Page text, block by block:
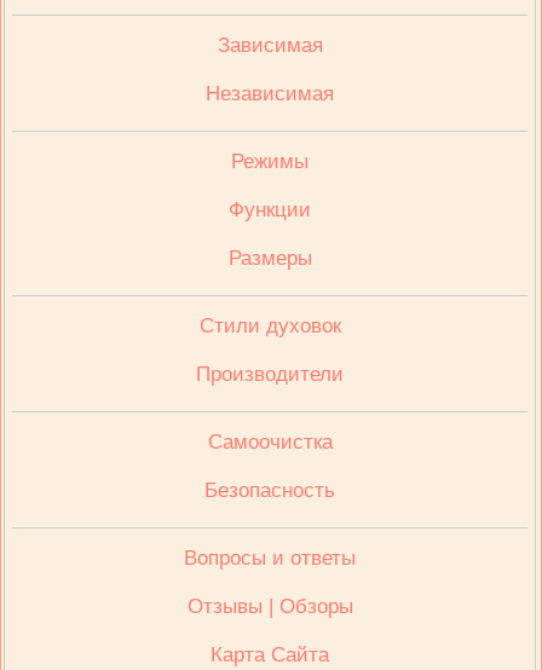
Зависимая
Независимая
Режимы
Функции
Размеры
Стили духовок
Производители
Cамоочистка
Безопасность
Вопросы и ответы
Отзывы | Обзоры
Карта Сайта